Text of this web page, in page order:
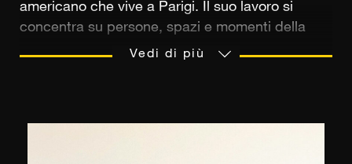
americano che vive a Parigi. Il suo lavoro si
concentra su persone, spazi e momenti della
vita. Guidato dal desiderio di preservare luoghi
Vedi di più